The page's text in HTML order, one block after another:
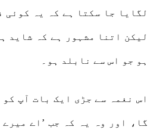
لگایا جا سکتا ہے کہ یہ کوئی
لیکن اتنا مشہور ہے کہ شاید
ہو جو اس سے نابلد ہو۔
اس نغمہ سے جڑی ایک بات آپ
گا، اور وہ یہ کہ جب ’اے